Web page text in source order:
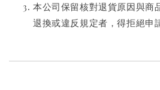
本公司保留核對退貨原因與商
退換或違反規定者，得拒絕申